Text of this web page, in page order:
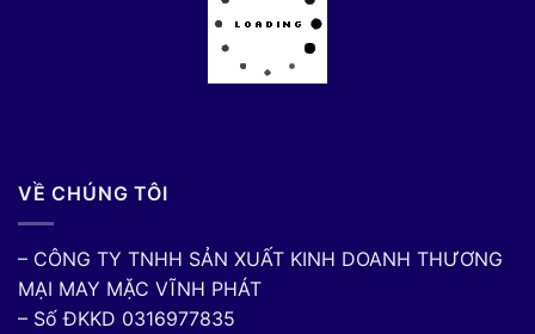
VỀ CHÚNG TÔI
– CÔNG TY TNHH SẢN XUẤT KINH DOANH THƯƠNG
MẠI MAY MẶC VĨNH PHÁT
– Số ĐKKD 0316977835